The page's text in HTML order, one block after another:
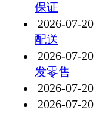
保证
2026-07-20
配送
2026-07-20
发零售
2026-07-20
2026-07-20